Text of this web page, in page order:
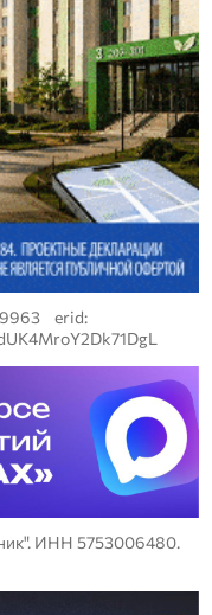
erid:
ИНН 5753006480.